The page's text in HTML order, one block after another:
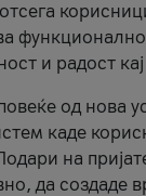
и радост
од нова
каде
на
да создаде